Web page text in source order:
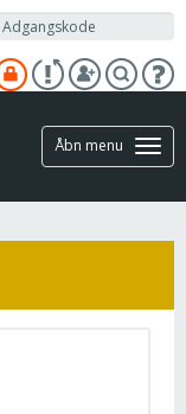
Åbn menu